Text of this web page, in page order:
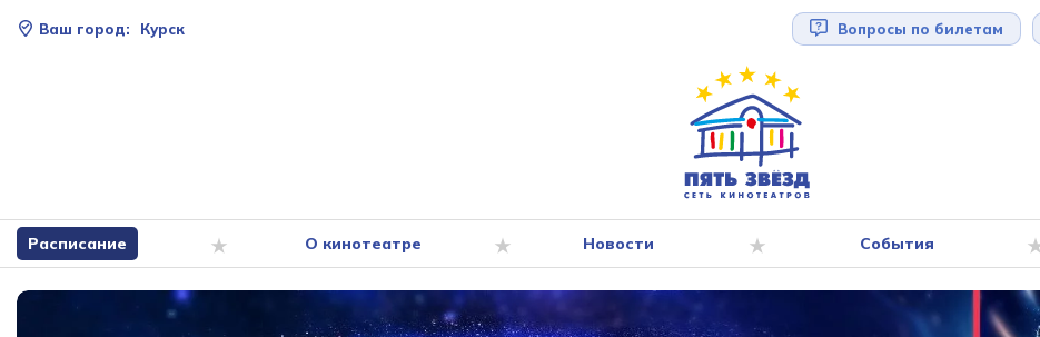
Ваш город: Курск Вопросы по билетам
Расписание О кинотеатре Новости События